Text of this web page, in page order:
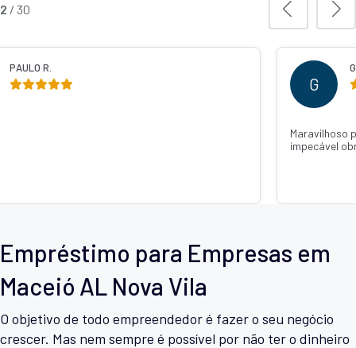
C. MURILO
Recomendo de
o dinheiro já
3 / 30
Empréstimo para Empresas em
Maceió AL Nova Vila
O objetivo de todo empreendedor é fazer o seu negócio
crescer. Mas nem sempre é possível por não ter o dinheiro